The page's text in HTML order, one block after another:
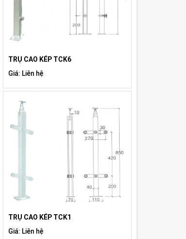
TRỤ CAO KÉP TCK6
Giá: Liên hệ
TRỤ CAO KÉP TCK1
Giá: Liên hệ